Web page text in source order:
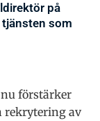
på
som
förstärker
rekrytering av